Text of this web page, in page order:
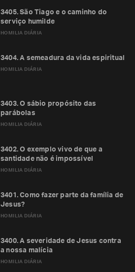
HOMILIA DIÁRIA
3405. São Tiago e o caminho do
serviço humilde
HOMILIA DIÁRIA
3404. A semeadura da vida espiritual
HOMILIA DIÁRIA
3403. O sábio propósito das
parábolas
HOMILIA DIÁRIA
3402. O exemplo vivo de que a
santidade não é impossível
HOMILIA DIÁRIA
3401. Como fazer parte da família de
Jesus?
HOMILIA DIÁRIA
3400. A severidade de Jesus contra
a nossa malícia